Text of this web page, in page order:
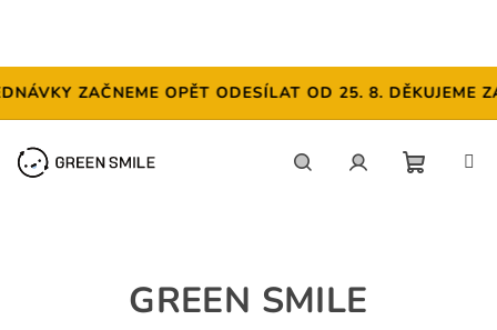
ZAČNEME OPĚT ODESÍLAT OD 25. 8. DĚKUJEME
obsah
GREEN SMILE